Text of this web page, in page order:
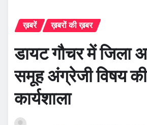
ख़बरें ख़बरों की ख़बर
डायट गौचर में जिला
समूह अंग्रेजी विषय की
कार्यशाला